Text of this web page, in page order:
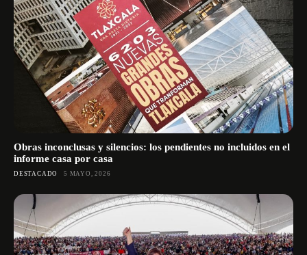
Obras inconclusas y silencios: los pendientes no incluidos en el
informe casa por casa
DESTACADO 5 MAYO, 2026